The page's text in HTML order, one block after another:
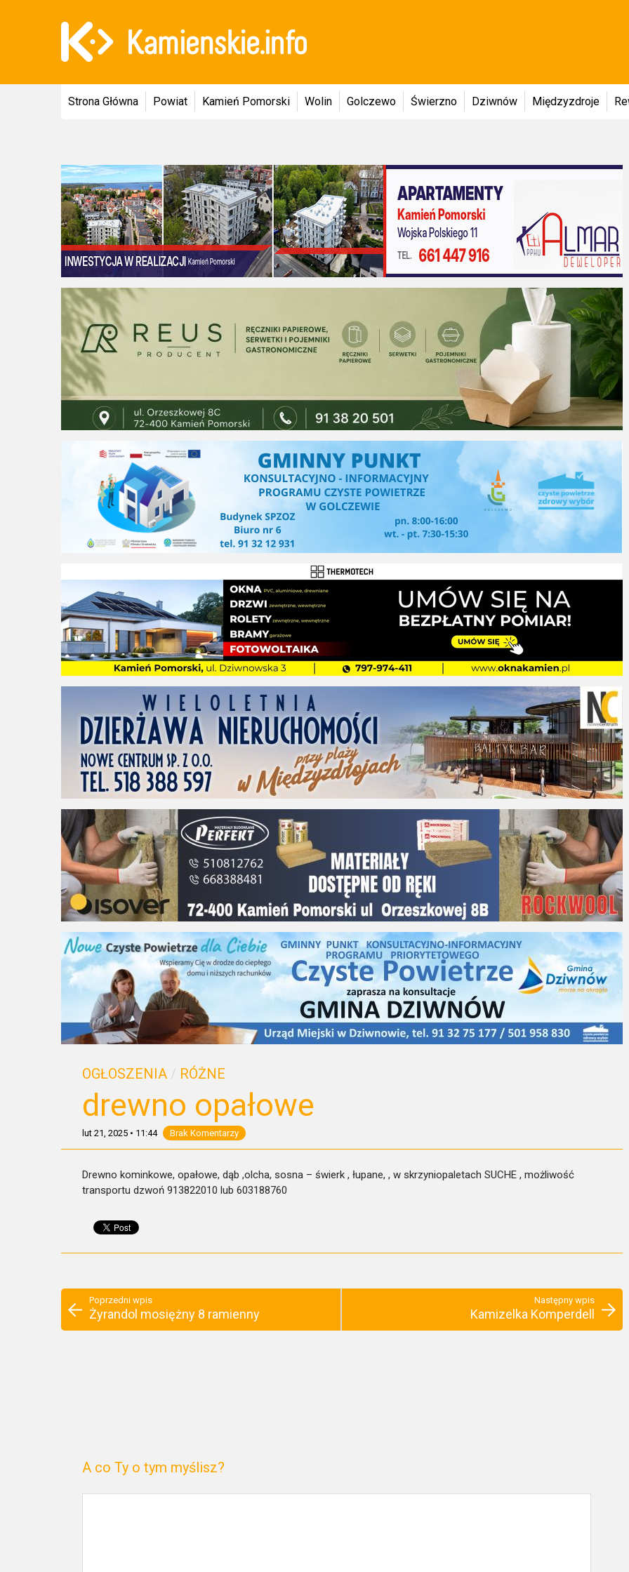
Strona Główna Powiat Kamień Pomorski Wolin Golczewo Świerzno Dziwnów Międzyzdroje
OGŁOSZENIA / RÓŻNE
drewno opałowe
lut 21, 2025 • 11:44 Brak Komentarzy
Drewno kominkowe, opałowe, dąb ,olcha, sosna – świerk , łupane, , w skrzyniopaletach SUCHE , możliwość
transportu dzwoń 913822010 lub 603188760
Poprzedni wpis
Żyrandol mosiężny 8 ramienny
Następny wpis
Kamizelka Komperdell
A co Ty o tym myślisz?